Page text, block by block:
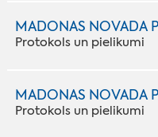
MADONAS NOVADA
Protokols un pielikumi
MADONAS NOVADA
Protokols un pielikumi